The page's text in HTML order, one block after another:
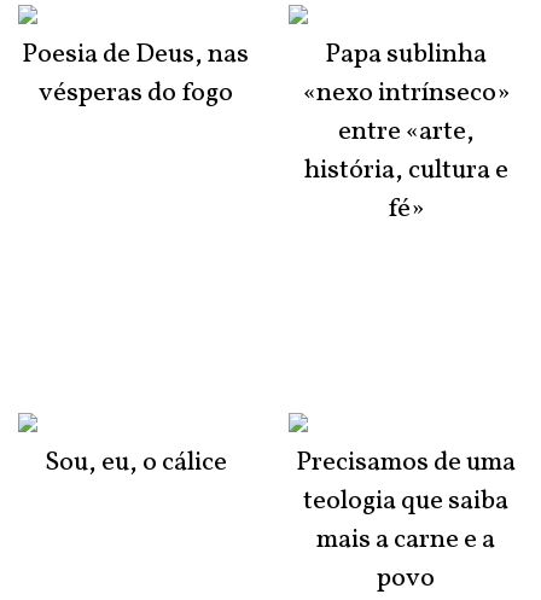
Poesia de Deus, nas
vésperas do fogo
Sou, eu, o cálice
Papa sublinha
«nexo intrínseco»
entre «arte,
história, cultura e
fé»
Precisamos de uma
teologia que saiba
mais a carne e a
povo